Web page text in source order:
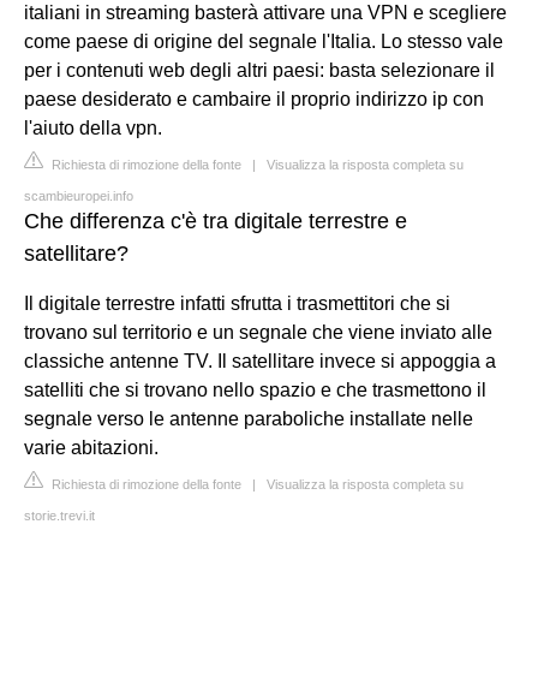
italiani in streaming basterà attivare una VPN e scegliere
come paese di origine del segnale l'Italia. Lo stesso vale
per i contenuti web degli altri paesi: basta selezionare il
paese desiderato e cambaire il proprio indirizzo ip con
l'aiuto della vpn.
Richiesta di rimozione della fonte | Visualizza la risposta completa su
scambieuropei.info
Che differenza c'è tra digitale terrestre e
satellitare?
Il digitale terrestre infatti sfrutta i trasmettitori che si
trovano sul territorio e un segnale che viene inviato alle
classiche antenne TV. Il satellitare invece si appoggia a
satelliti che si trovano nello spazio e che trasmettono il
segnale verso le antenne paraboliche installate nelle
varie abitazioni.
Richiesta di rimozione della fonte | Visualizza la risposta completa su
storie.trevi.it